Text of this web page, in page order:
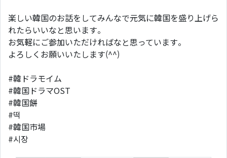
楽しい韓国のお話をしてみんなで元気に韓国を盛り上げら
れたらいいなと思います。
お気軽にご参加いただければなと思っています。
よろしくお願いいたします(⁠^⁠^⁠)
#韓ドラモイム
#韓国ドラマOST
#韓国餅
#떡
#韓国市場
#시장